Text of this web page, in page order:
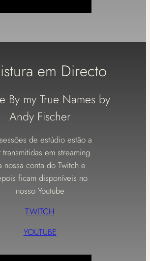
em Directo
By my True Names by
Andy Fischer
de estúdio estão a
transmitidas em streaming
nossa conta do Twitch e
ficam disponíveis no
nosso Youtube
TWITCH
YOUTUBE